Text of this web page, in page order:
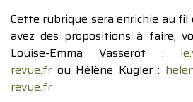
Cette rubrique sera enrichie au fil
avez des propositions à faire,
Louise-Emma Vasserot :
revue.fr ou Hélène Kugler :
revue.fr